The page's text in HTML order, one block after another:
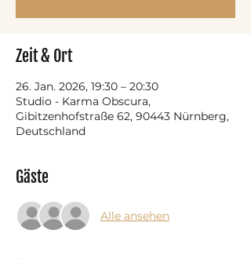
Zeit & Ort
26. Jan. 2026, 19:30 – 20:30
Studio - Karma Obscura,
Gibitzenhofstraße 62, 90443 Nürnberg,
Deutschland
Gäste
Alle ansehen